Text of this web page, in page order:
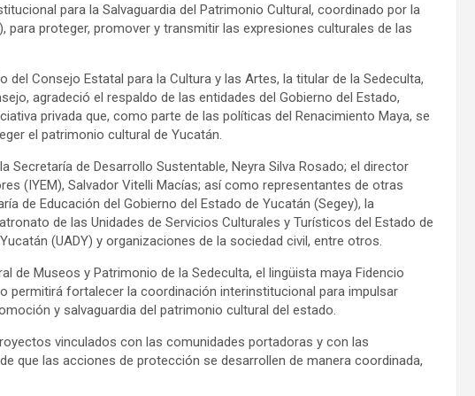
para la Salvaguardia del Patrimonio Cultural, coordinado por la
para proteger, promover y transmitir las expresiones culturales de las
del Consejo Estatal para la Cultura y las Artes, la titular de la Sedeculta,
agradeció el respaldo de las entidades del Gobierno del Estado,
privada que, como parte de las políticas del Renacimiento Maya, se
el patrimonio cultural de Yucatán.
Secretaría de Desarrollo Sustentable, Neyra Silva Rosado; el director
(IYEM), Salvador Vitelli Macías; así como representantes de otras
de Educación del Gobierno del Estado de Yucatán (Segey), la
de las Unidades de Servicios Culturales y Turísticos del Estado de
(UADY) y organizaciones de la sociedad civil, entre otros.
de Museos y Patrimonio de la Sedeculta, el lingüista maya Fidencio
permitirá fortalecer la coordinación interinstitucional para impulsar
y salvaguardia del patrimonio cultural del estado.
vinculados con las comunidades portadoras y con las
que las acciones de protección se desarrollen de manera coordinada,